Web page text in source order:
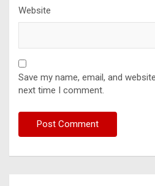
Website
Save my name, email, and
next time I comment.